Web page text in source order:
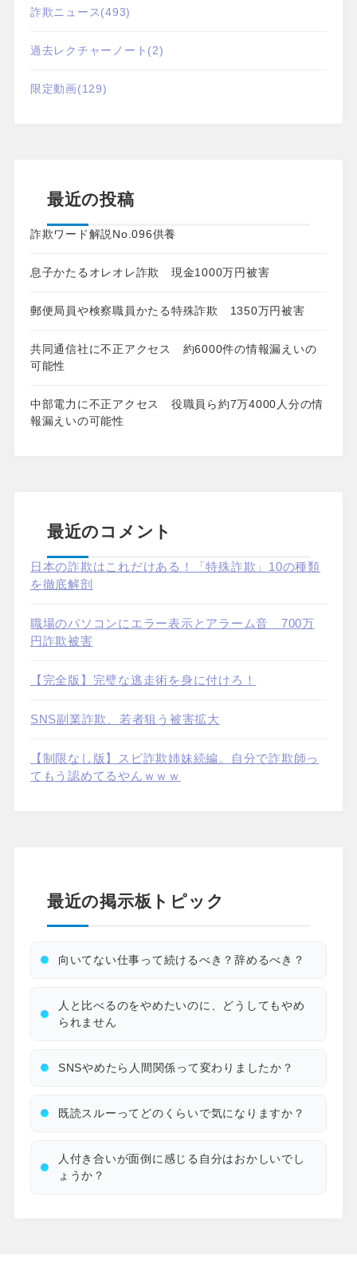
詐欺ニュース(493)
過去レクチャーノート (2)
限定動画(129)
最近の投稿
詐欺ワード解説No.096供養
息子かたるオレオレ詐欺 現金1000万円被害
郵便局員や検察職員かたる特殊詐欺 1350万円被害
共同通信社に不正アクセス 約6000件の情報漏えいの
可能性
中部電力に不正アクセス 役職員ら約7万4000人分の情
報漏えいの可能性
最近のコメント
日本の詐欺はこれだけある！「特殊詐欺」10の種類
を徹底解剖
職場のパソコンにエラー表示とアラーム音 700万
円詐欺被害
【完全版】完璧な逃走術を身に付けろ！
SNS副業詐欺、若者狙う被害拡大
【制限なし版】スピ詐欺姉妹続編。自分で詐欺師っ
てもう認めてるやんｗｗｗ
最近の掲示板トピック
向いてない仕事って続けるべき？辞めるべき？
人と比べるのをやめたいのに、どうしてもやめ
られません
SNSやめたら人間関係って変わりましたか？
既読スルーってどのくらいで気になりますか？
人付き合いが面倒に感じる自分はおかしいでし
ょうか？